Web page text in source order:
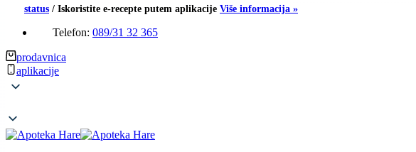
status / Iskoristite e-recepte putem aplikacije Više informacija »
Telefon: 089/31 32 365
prodavnica
aplikacije